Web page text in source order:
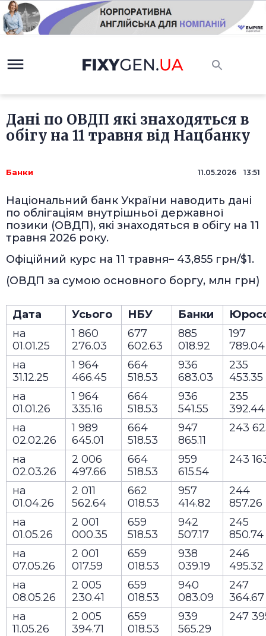
Дані по ОВДП які знаходяться в
обігу на 11 травня від Нацбанку
Банки 11.05.2026 13:51
Національний банк України наводить дані
по облігаціям внутрішньої державної
позики (ОВДП), які знаходяться в обігу на 11
травня 2026 року.
Офіційний курс на 11 травня– 43,855 грн/$1.
(ОВДП за сумою основного боргу, млн грн)
Дата Усього НБУ Банки
на
01.01.25
1 860
276.03
677
602.63
885
018.92
197
на
31.12.25
1 964
466.45
664
518.53
936
683.03
235
453.35
на
01.01.26
1 964
335.16
664
518.53
936
541.55
235
на
02.02.26
1 989
645.01
664
518.53
947
865.11
243
на
02.03.26
2 006
497.66
664
518.53
959
615.54
243
на
01.04.26
2 011
562.64
662
018.53
957
414.82
244
857.26
на
01.05.26
2 001
000.35
659
518.53
942
507.17
245
850.74
на
07.05.26
2 001
017.59
659
018.53
938
039.19
246
495.32
на
08.05.26
2 005
230.41
659
018.53
940
083.09
247
на
11.05.26
2 005
394.71
659
018.53
939
565.29
247